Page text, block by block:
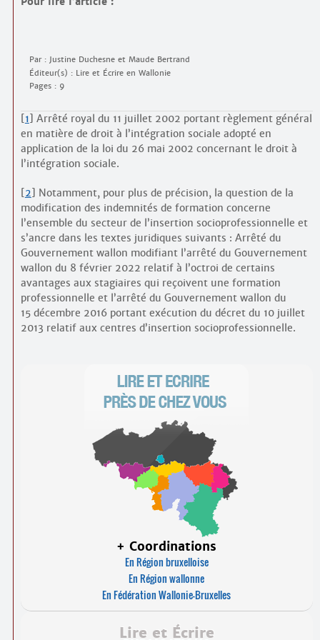
Par : Justine Duchesne et Maude Bertrand
Éditeur(s) : Lire et Écrire en Wallonie
Pages : 9
[1] Arrêté royal du 11 juillet 2002 portant règlement général
en matière de droit à l’intégration sociale adopté en
application de la loi du 26 mai 2002 concernant le droit à
l’intégration sociale.
[2] Notamment, pour plus de précision, la question de la
modification des indemnités de formation concerne
l’ensemble du secteur de l’insertion socio­professionnelle et
s’ancre dans les textes juridiques suivants : Arrêté du
Gouvernement wallon modifiant l’arrêté du Gouvernement
wallon du 8 février 2022 relatif à l’octroi de certains
avantages aux stagiaires qui reçoivent une formation
professionnelle et l’arrêté du Gouvernement wallon du
15 décembre 2016 portant exécution du décret du 10 juillet
2013 relatif aux centres d’insertion socio­professionnelle.
+ Coordinations
En Région bruxelloise
En Région wallonne
En Fédération Wallonie-Bruxelles
Lire et Écrire